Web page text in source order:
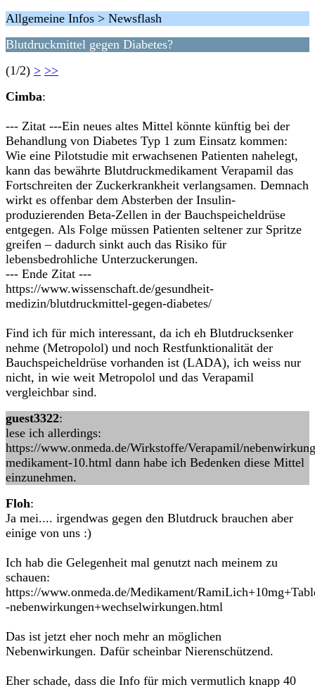
Allgemeine Infos > Newsflash
Blutdruckmittel gegen Diabetes?
(1/2) > >>
Cimba:
--- Zitat ---Ein neues altes Mittel könnte künftig bei der
Behandlung von Diabetes Typ 1 zum Einsatz kommen:
Wie eine Pilotstudie mit erwachsenen Patienten nahelegt,
kann das bewährte Blutdruckmedikament Verapamil das
Fortschreiten der Zuckerkrankheit verlangsamen. Demnach
wirkt es offenbar dem Absterben der Insulin-
produzierenden Beta-Zellen in der Bauchspeicheldrüse
entgegen. Als Folge müssen Patienten seltener zur Spritze
greifen – dadurch sinkt auch das Risiko für
lebensbedrohliche Unterzuckerungen.
--- Ende Zitat ---
https://www.wissenschaft.de/gesundheit-
medizin/blutdruckmittel-gegen-diabetes/
Find ich für mich interessant, da ich eh Blutdrucksenker
nehme (Metropolol) und noch Restfunktionalität der
Bauchspeicheldrüse vorhanden ist (LADA), ich weiss nur
nicht, in wie weit Metropolol und das Verapamil
vergleichbar sind.
guest3322:
lese ich allerdings:
https://www.onmeda.de/Wirkstoffe/Verapamil/
medikament-10.html dann habe ich Bedenken diese Mittel
einzunehmen.
Floh:
Ja mei.... irgendwas gegen den Blutdruck brauchen aber
einige von uns :)
Ich hab die Gelegenheit mal genutzt nach meinem zu
schauen:
https://www.onmeda.de/Medikament/
-nebenwirkungen+wechselwirkungen.html
Das ist jetzt eher noch mehr an möglichen
Nebenwirkungen. Dafür scheinbar Nierenschützend.
Eher schade, dass die Info für mich vermutlich knapp 40